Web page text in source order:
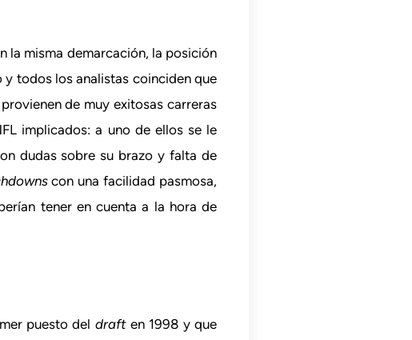
la misma demarcación, la posición
todos los analistas coinciden que
de muy exitosas carreras
implicados: a uno de ellos se le
dudas sobre su brazo y falta de
con una facilidad pasmosa,
tener en cuenta a la hora de
puesto del draften 1998 y que